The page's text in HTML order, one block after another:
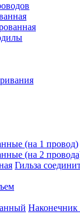
(на 1 провод)
(на 2
Гильза
Наконечник